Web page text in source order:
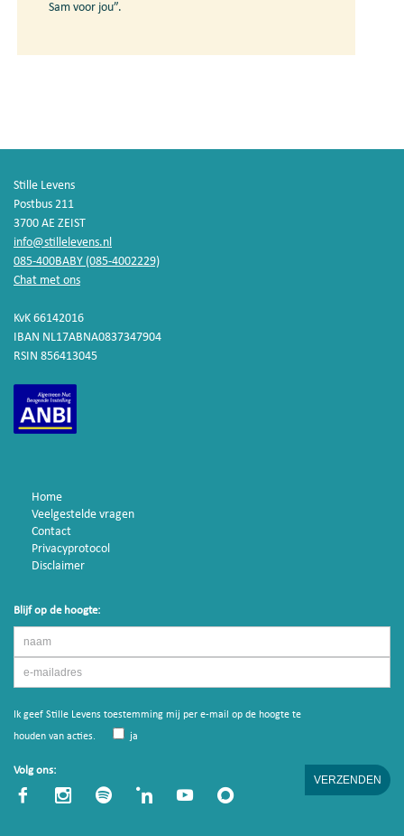
Sam voor jou”.
Stille Levens
Postbus 211
3700 AE ZEIST
info@stillelevens.nl
085-400BABY (085-4002229)
Chat met ons
KvK 66142016
IBAN NL17ABNA0837347904
RSIN 856413045
Home
Veelgestelde vragen
Contact
Privacyprotocol
Disclaimer
Blijf op de hoogte:
Ik geef Stille Levens toestemming mij per e-mail op de hoogte te
houden van acties.
ja
Volg ons: